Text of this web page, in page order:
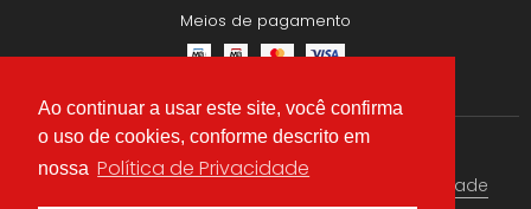
Ao continuar a usar este site, você confirma
o uso de cookies, conforme descrito em
nossa Política de Privacidade
Meios de pagamento
Termos & condições Política de Privacidade
Redes Sociais